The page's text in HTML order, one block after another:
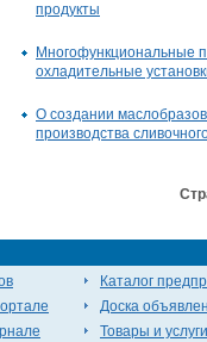
продукты
Многофункциональные
охладительные
О создании
производства
Каталог
Доска
Товары и услуги